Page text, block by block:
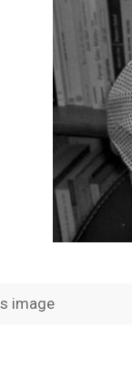
image